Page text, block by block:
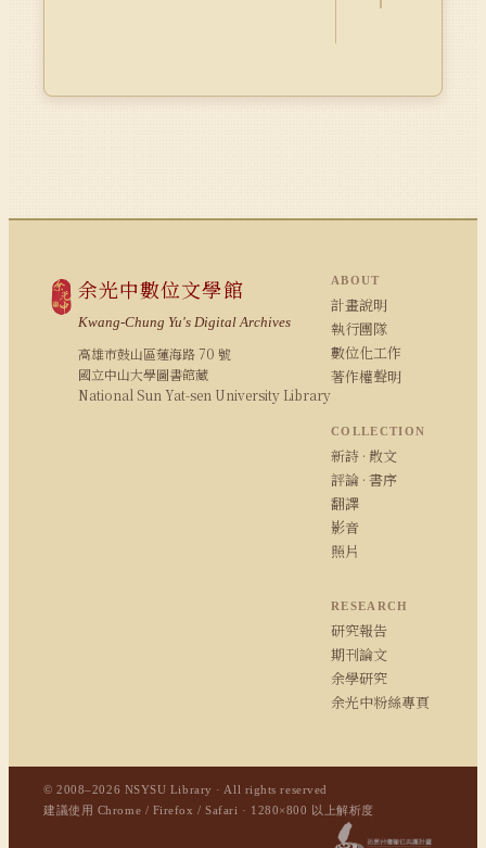
余光中數位文學館
Kwang-Chung Yu's Digital Archives
高雄市鼓山區蓮海路 70 號
國立中山大學圖書館藏
National Sun Yat-sen University Library
ABOUT
計畫說明
執行團隊
數位化工作
著作權聲明
COLLECTION
新詩 · 散文
評論 · 書序
翻譯
影音
照片
RESEARCH
研究報告
期刊論文
余學研究
余光中粉絲專頁
© 2008–2026 NSYSU Library · All rights reserved
建議使用 Chrome / Firefox / Safari · 1280×800 以上解析度